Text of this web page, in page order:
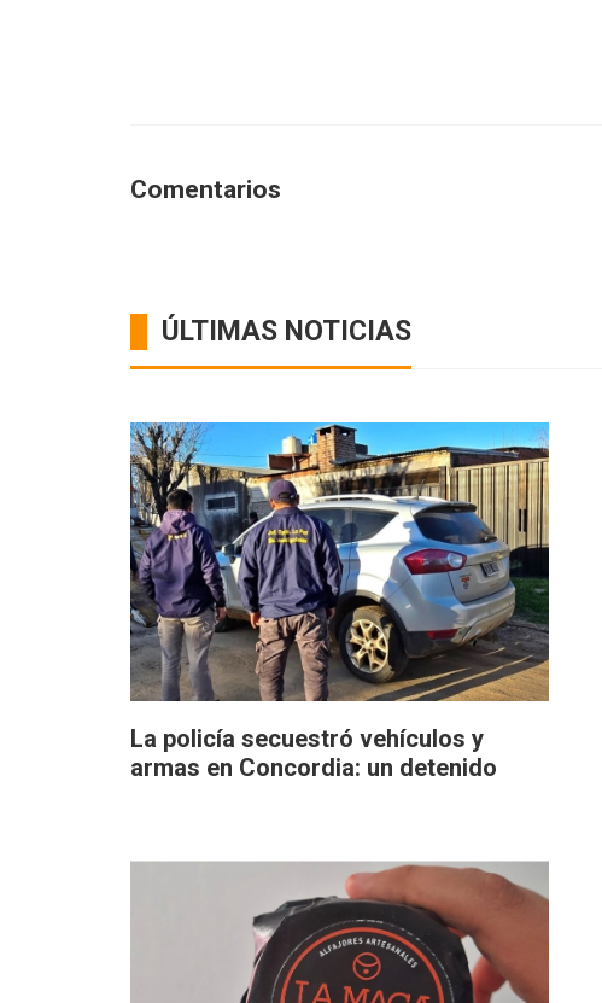
Comentarios
ÚLTIMAS NOTICIAS
La policía secuestró vehículos y
armas en Concordia: un detenido